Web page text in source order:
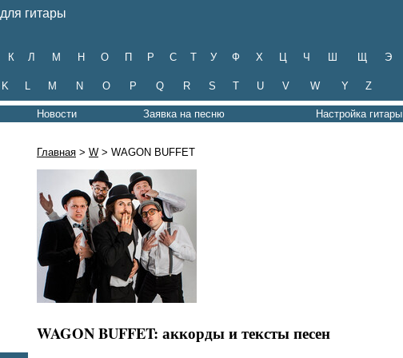
гитары
К Л М Н О П Р С Т У Ф Х Ц Ч Ш Щ Э
K L M N O P Q R S T U V W Y Z
Новости Заявка на песню Настройка гитары
Главная > W > WAGON BUFFET
WAGON BUFFET: аккорды и тексты песен